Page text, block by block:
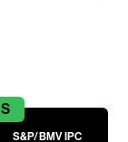
S&P/BMV IPC